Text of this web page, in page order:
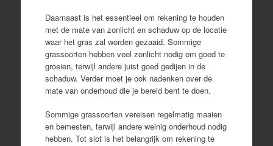
Daarnaast is het essentieel om rekening te houden
met de mate van zonlicht en schaduw op de locatie
waar het gras zal worden gezaaid. Sommige
grassoorten hebben veel zonlicht nodig om goed te
groeien, terwijl andere juist goed gedijen in de
schaduw. Verder moet je ook nadenken over de
mate van onderhoud die je bereid bent te doen.
Sommige grassoorten vereisen regelmatig maaien
en bemesten, terwijl andere weinig onderhoud nodig
hebben. Tot slot is het belangrijk om rekening te